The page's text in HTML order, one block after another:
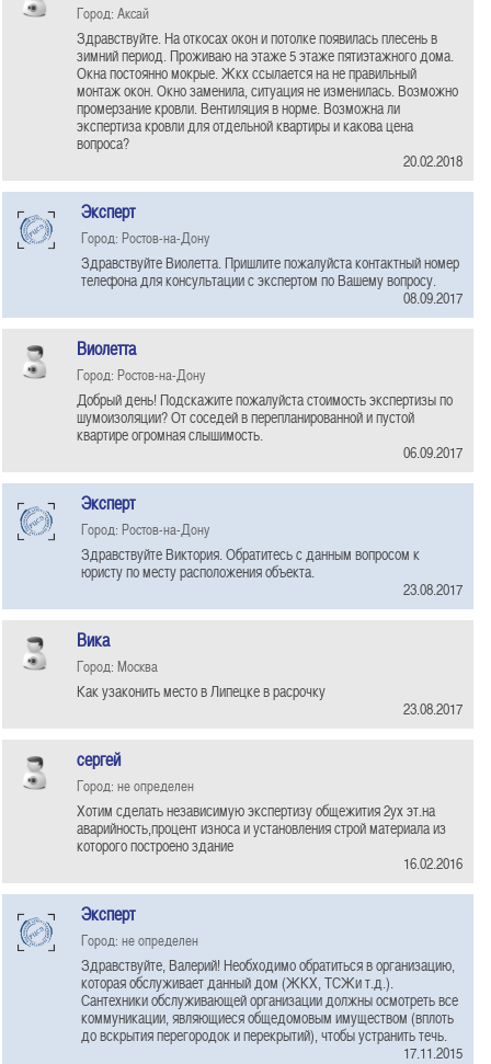
Город: Аксай
Здравствуйте. На откосах окон и потолке появилась плесень в
зимний период. Проживаю на этаже 5 этаже пятиэтажного дома.
Окна постоянно мокрые. Жкх ссылается на не правильный
монтаж окон. Окно заменила, ситуация не изменилась. Возможно
промерзание кровли. Вентиляция в норме. Возможна ли
экспертиза кровли для отдельной квартиры и какова цена
вопроса?
20.02.2018
Эксперт
Город: Ростов-на-Дону
Здравствуйте Виолетта. Пришлите пожалуйста контактный номер
телефона для консультации с экспертом по Вашему вопросу.
08.09.2017
Виолетта
Город: Ростов-на-Дону
Добрый день! Подскажите пожалуйста стоимость экспертизы по
шумоизоляции? От соседей в перепланированной и пустой
квартире огромная слышимость.
06.09.2017
Эксперт
Город: Ростов-на-Дону
Здравствуйте Виктория. Обратитесь с данным вопросом к
юристу по месту расположения объекта.
23.08.2017
Вика
Город: Москва
Как узаконить место в Липецке в расрочку
23.08.2017
сергей
Город: не определен
Хотим сделать независимую экспертизу общежития 2ух эт.на
аварийность,процент износа и установления строй материала из
которого построено здание
16.02.2016
Эксперт
Город: не определен
Здравствуйте, Валерий! Необходимо обратиться в организацию,
которая обслуживает данный дом (ЖКХ, ТСЖи т.д.).
Сантехники обслуживающей организации должны осмотреть все
коммуникации, являющиеся общедомовым имуществом (вплоть
до вскрытия перегородок и перекрытий), чтобы устранить течь.
17.11.2015